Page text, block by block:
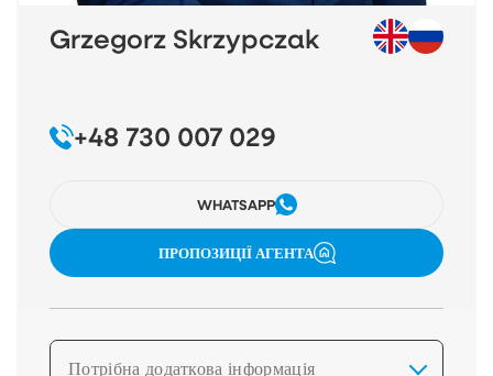
Grzegorz Skrzypczak
+48 730 007 029
WHATSAPP
ПРОПОЗИЦІЇ АГЕНТА
Потрібна додаткова інформація